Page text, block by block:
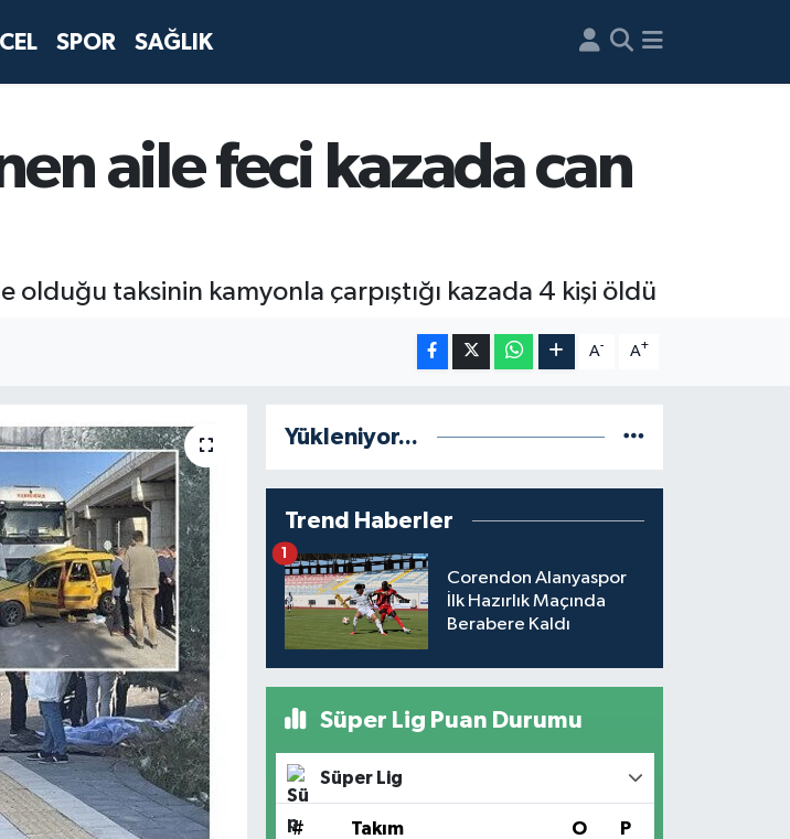
SPOR SAĞLIK
aile feci kazada can
taksinin kamyonla çarpıştığı kazada 4 kişi öldü
A- A+
Yükleniyor...
Trend Haberler
Corendon Alanyaspor
İlk Hazırlık Maçında
Berabere Kaldı
1
Süper Lig Puan Durumu
Süper Lig
# Takım O P